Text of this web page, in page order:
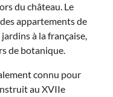
du château. Le
appartements de
à la française,
de botanique.
connu pour
au XVIIe